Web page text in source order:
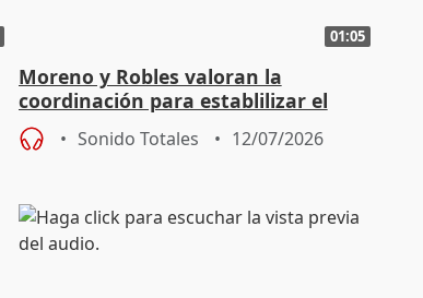
01:05
Moreno y Robles valoran la
coordinación para establilizar el
incendio y mantienen la UME
Sonido Totales 12/07/2026